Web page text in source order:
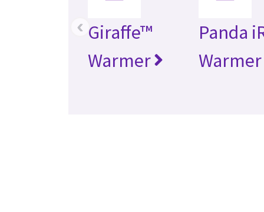
Giraffe™
Warmer
Panda
Warmer
‹